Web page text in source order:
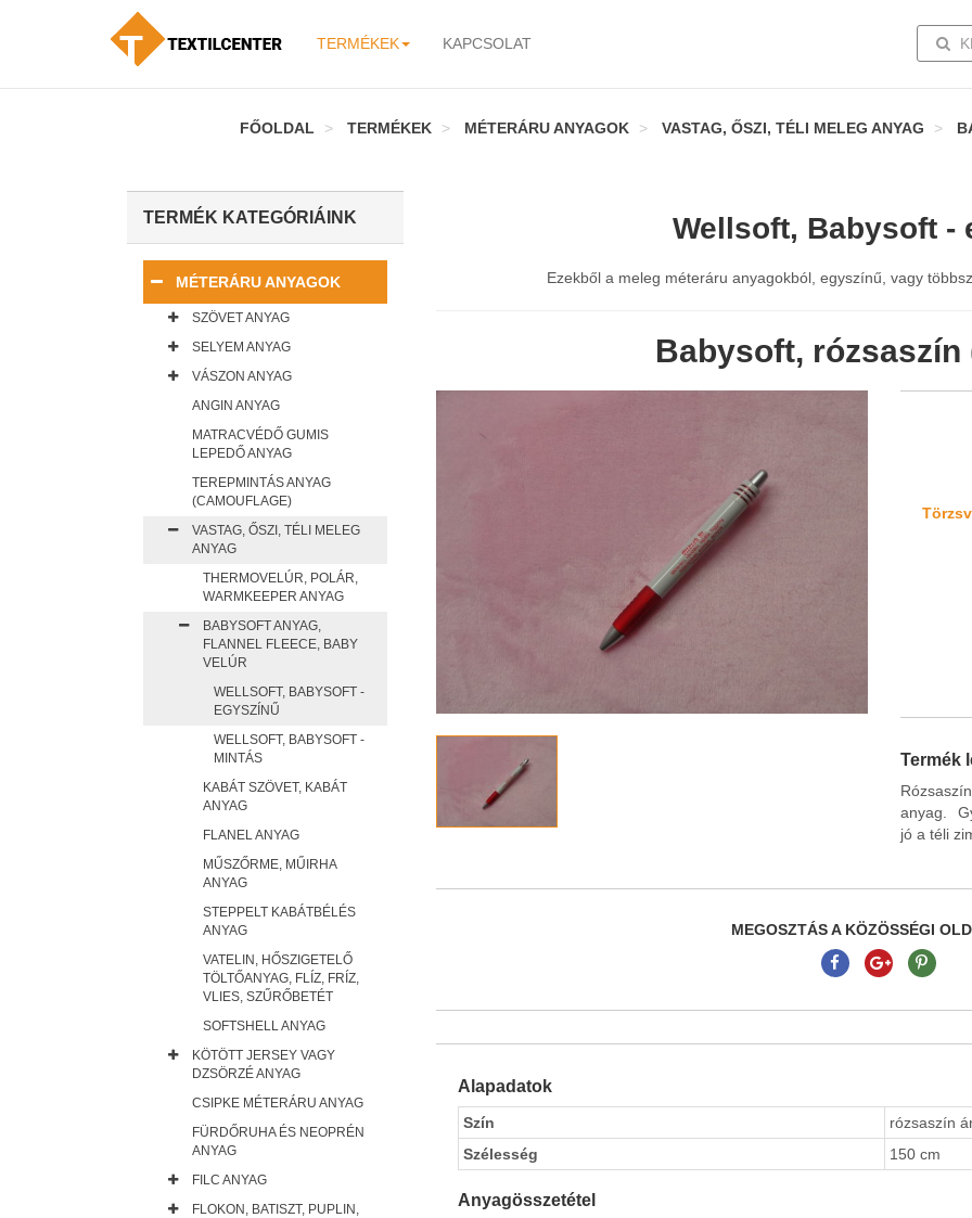
TERMÉKEK KAPCSOLAT
FŐOLDAL TERMÉKEK MÉTERÁRU ANYAGOK VASTAG, ŐSZI, TÉLI MELEG ANYAG
Wellsoft, Babysoft -
Ezekből a meleg méteráru anyagokból, egyszínű, vagy
Babysoft, rózsaszín
Termék
anyag.
jó a téli
MEGOSZTÁS A KÖZÖSSÉGI
Alapadatok
Szín
rózsaszín
Szélesség
150 cm
Anyagösszetétel
TERMÉK KATEGÓRIÁINK
MÉTERÁRU ANYAGOK
SZÖVET ANYAG
SELYEM ANYAG
VÁSZON ANYAG
ANGIN ANYAG
MATRACVÉDŐ GUMIS
LEPEDŐ ANYAG
TEREPMINTÁS ANYAG
(CAMOUFLAGE)
VASTAG, ŐSZI, TÉLI MELEG
ANYAG
THERMOVELÚR, POLÁR,
WARMKEEPER ANYAG
BABYSOFT ANYAG,
FLANNEL FLEECE, BABY
VELÚR
WELLSOFT, BABYSOFT -
EGYSZÍNŰ
WELLSOFT, BABYSOFT -
MINTÁS
KABÁT SZÖVET, KABÁT
ANYAG
FLANEL ANYAG
MŰSZŐRME, MŰIRHA
ANYAG
STEPPELT KABÁTBÉLÉS
ANYAG
VATELIN, HŐSZIGETELŐ
TÖLTŐANYAG, FLÍZ, FRÍZ,
VLIES, SZŰRŐBETÉT
SOFTSHELL ANYAG
KÖTÖTT JERSEY VAGY
DZSÖRZÉ ANYAG
CSIPKE MÉTERÁRU ANYAG
FÜRDŐRUHA ÉS NEOPRÉN
ANYAG
FILC ANYAG
FLOKON, BATISZT, PUPLIN,